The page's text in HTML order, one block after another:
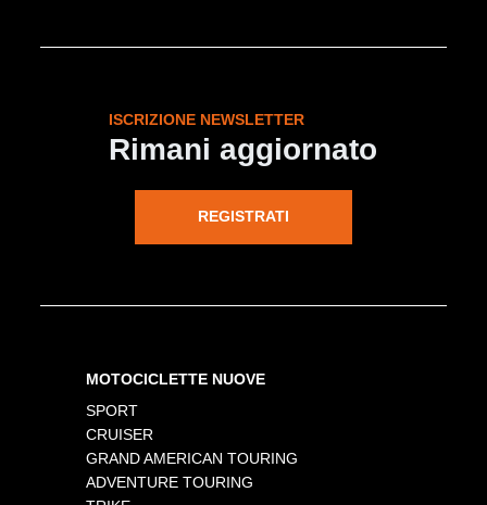
ISCRIZIONE NEWSLETTER
Rimani aggiornato
REGISTRATI
MOTOCICLETTE NUOVE
SPORT
CRUISER
GRAND AMERICAN TOURING
ADVENTURE TOURING